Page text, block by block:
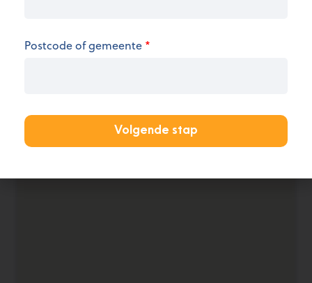
Postcode of gemeente *
Volgende stap